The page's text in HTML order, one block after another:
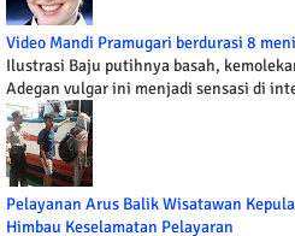
Video Mandi Pramugari berdurasi 8
Ilustrasi Baju putihnya basah,
Adegan vulgar ini menjadi sensasi di
Pelayanan Arus Balik Wisatawan
Himbau Keselamatan Pelayaran